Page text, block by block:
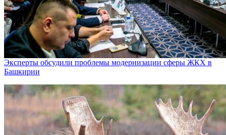
Эксперты обсудили проблемы модернизации сферы ЖКХ в
Башкирии